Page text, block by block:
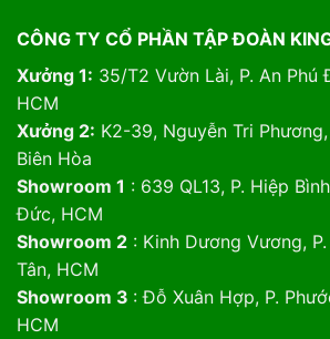
CÔNG TY CỔ PHẦN TẬP ĐOÀN
Xưởng 1: 35/T2 Vườn Lài, P. An Phú
HCM
Xưởng 2: K2-39, Nguyễn Tri Phương,
Biên Hòa
Showroom 1 : 639 QL13, P. Hiệp
Đức, HCM
Showroom 2: Kinh Dương Vương, P.
Tân, HCM
Showroom 3 : Đỗ Xuân Hợp, P.
HCM